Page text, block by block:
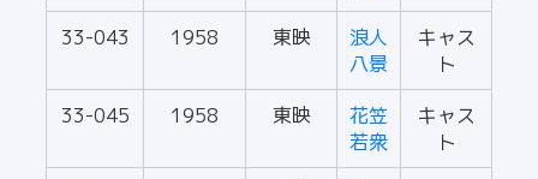
33-043 1958 東映
浪人
八景
キャス
ト
33-045
1958 東映
花笠
若衆
キャス
ト